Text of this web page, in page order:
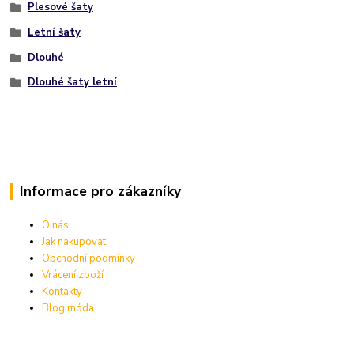
Plesové šaty
Letní šaty
Dlouhé
Dlouhé šaty letní
Informace pro zákazníky
O nás
Jak nakupovat
Obchodní podmínky
Vrácení zboží
Kontakty
Blog móda